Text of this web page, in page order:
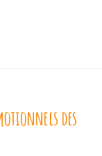
des